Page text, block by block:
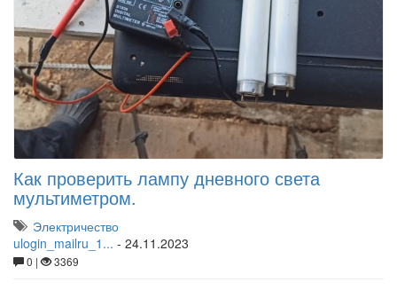
Как проверить лампу дневного света
мультиметром.
Электричество
ulogin_mailru_1... - 24.11.2023
0 | 3369